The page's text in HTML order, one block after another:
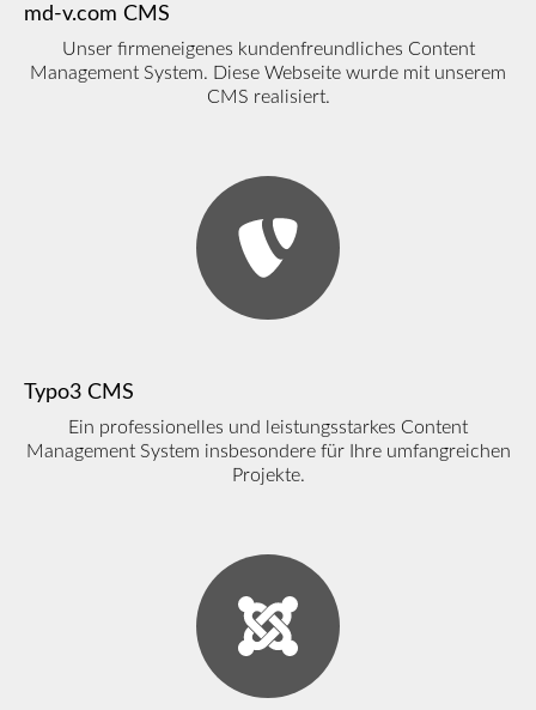
md-v.com CMS
Unser firmeneigenes kundenfreundliches Content
Management System. Diese Webseite wurde mit unserem
CMS realisiert.
Typo3 CMS
Ein professionelles und leistungsstarkes Content
Management System insbesondere für Ihre umfangreichen
Projekte.